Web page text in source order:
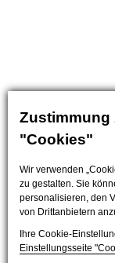
Zustimmung
"Cookies"
Wir verwenden
zu gestalten. Sie
personalisieren, den
von Drittanbietern
Ihre Cookie-
Einstellungsseite